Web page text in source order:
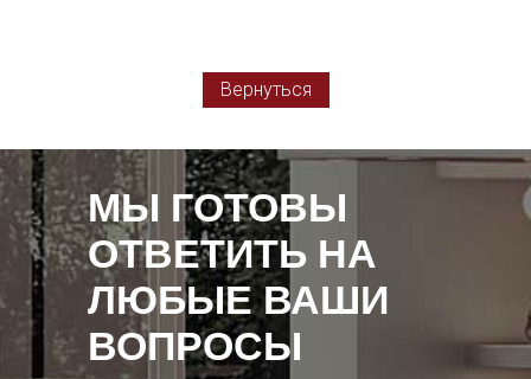
Вернуться
МЫ ГОТОВЫ
ОТВЕТИТЬ НА
ЛЮБЫЕ ВАШИ
ВОПРОСЫ